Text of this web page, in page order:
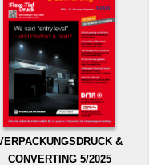
&
CONVERTING 5/2025